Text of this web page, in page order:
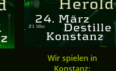
Wir spielen in
Konstanz: